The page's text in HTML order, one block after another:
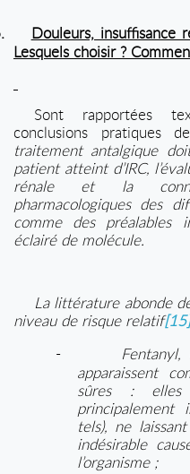
Douleurs, insuffisance
Lesquels choisir ?
Sont rapportées
conclusions pratiques
traitement antalgique
patient atteint d’IRC,
rénale et la
pharmacologiques des
comme des préalables
éclairé de molécule.
La littérature abonde
niveau de risque relatif[15]
-
apparaissent
sûres : elles
principalement
tels), ne
indésirable
l’organisme ;